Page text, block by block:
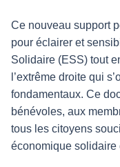
Ce nouveau support
pour éclairer et
Solidaire (ESS) tout
l’extrême droite qui
fondamentaux. Ce
bénévoles, aux
tous les citoyens
économique solidaire